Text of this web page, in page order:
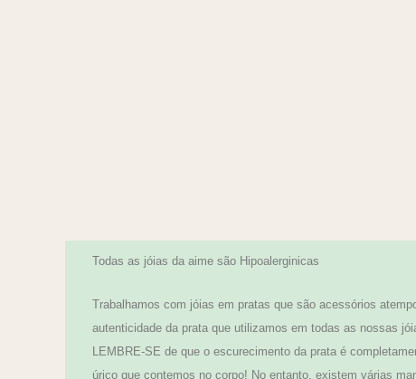
Todas as jóias da aime são Hipoalerginicas
Trabalhamos com jóias em pratas que são acessórios
autenticidade da prata que utilizamos em todas as nossas
LEMBRE-SE de que o escurecimento da prata é
úrico que contemos no corpo! No entanto, existem várias